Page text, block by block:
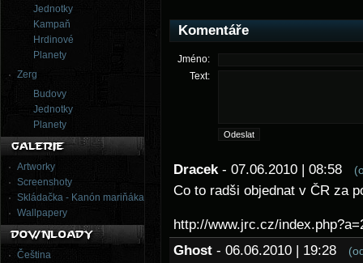
Jednotky
Kampaň
Hrdinové
Planety
Zerg
Budovy
Jednotky
Planety
Artworky
Screenshoty
Skládačka - Kanón mariňáka
Wallpapery
Čeština
Komentáře
Jméno:
Text:
Dracek - 07.06.2010 | 08:58
Co to radši objednat v ČR za
http://www.jrc.cz/
Ghost - 06.06.2010 | 19:28